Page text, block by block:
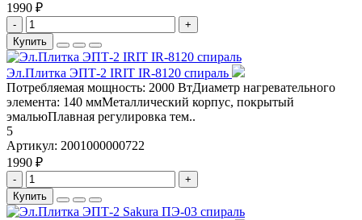
1990 ₽
-
+
Купить
Эл.Плитка ЭПТ-2 IRIT IR-8120 спираль
Потребляемая мощность: 2000 ВтДиаметр нагревательного
элемента: 140 ммМеталлический корпус, покрытый
эмальюПлавная регулировка тем..
5
Артикул: 2001000000722
1990 ₽
-
+
Купить